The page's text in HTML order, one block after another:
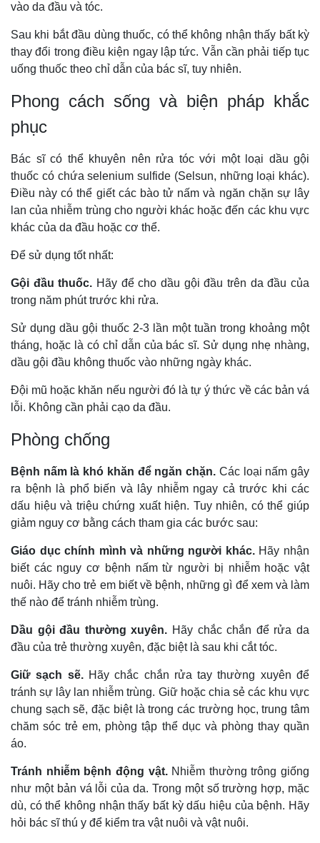
vào da đầu và tóc.
Sau khi bắt đầu dùng thuốc, có thể không nhận thấy bất kỳ
thay đổi trong điều kiện ngay lập tức. Vẫn cần phải tiếp tục
uống thuốc theo chỉ dẫn của bác sĩ, tuy nhiên.
Phong cách sống và biện pháp khắc
phục
Bác sĩ có thể khuyên nên rửa tóc với một loại dầu gội
thuốc có chứa selenium sulfide (Selsun, những loại khác).
Điều này có thể giết các bào tử nấm và ngăn chặn sự lây
lan của nhiễm trùng cho người khác hoặc đến các khu vực
khác của da đầu hoặc cơ thể.
Để sử dụng tốt nhất:
Gội đầu thuốc. Hãy để cho dầu gội đầu trên da đầu của
trong năm phút trước khi rửa.
Sử dụng dầu gội thuốc 2-3 lần một tuần trong khoảng một
tháng, hoặc là có chỉ dẫn của bác sĩ. Sử dụng nhẹ nhàng,
dầu gội đầu không thuốc vào những ngày khác.
Đội mũ hoặc khăn nếu người đó là tự ý thức về các bản vá
lỗi. Không cần phải cạo da đầu.
Phòng chống
Bệnh nấm là khó khăn để ngăn chặn. Các loại nấm gây
ra bệnh là phổ biến và lây nhiễm ngay cả trước khi các
dấu hiệu và triệu chứng xuất hiện. Tuy nhiên, có thể giúp
giảm nguy cơ bằng cách tham gia các bước sau:
Giáo dục chính mình và những người khác.Hãy nhận
biết các nguy cơ bệnh nấm từ người bị nhiễm hoặc vật
nuôi. Hãy cho trẻ em biết về bệnh, những gì để xem và làm
thế nào để tránh nhiễm trùng.
Dầu gội đầu thường xuyên. Hãy chắc chắn để rửa da
đầu của trẻ thường xuyên, đặc biệt là sau khi cắt tóc.
Giữ sạch sẽ.Hãy chắc chắn rửa tay thường xuyên để
tránh sự lây lan nhiễm trùng. Giữ hoặc chia sẻ các khu vực
chung sạch sẽ, đặc biệt là trong các trường học, trung tâm
chăm sóc trẻ em, phòng tập thể dục và phòng thay quần
áo.
Tránh nhiễm bệnh động vật.Nhiễm thường trông giống
như một bản vá lỗi của da. Trong một số trường hợp, mặc
dù, có thể không nhận thấy bất kỳ dấu hiệu của bệnh. Hãy
hỏi bác sĩ thú y để kiểm tra vật nuôi và vật nuôi.